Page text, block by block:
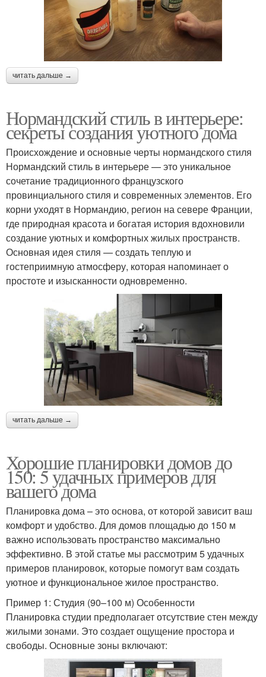
читать дальше →
Нормандский стиль в интерьере:
секреты создания уютного дома
Происхождение и основные черты нормандского стиля
Нормандский стиль в интерьере — это уникальное
сочетание традиционного французского
провинциального стиля и современных элементов. Его
корни уходят в Нормандию, регион на севере Франции,
где природная красота и богатая история вдохновили
создание уютных и комфортных жилых пространств.
Основная идея стиля — создать теплую и
гостеприимную атмосферу, которая напоминает о
простоте и изысканности одновременно.
читать дальше →
Хорошие планировки домов до
150: 5 удачных примеров для
вашего дома
Планировка дома – это основа, от которой зависит ваш
комфорт и удобство. Для домов площадью до 150 м
важно использовать пространство максимально
эффективно. В этой статье мы рассмотрим 5 удачных
примеров планировок, которые помогут вам создать
уютное и функциональное жилое пространство.
Пример 1: Студия (90–100 м) Особенности
Планировка студии предполагает отсутствие стен между
жилыми зонами. Это создает ощущение простора и
свободы. Основные зоны включают: